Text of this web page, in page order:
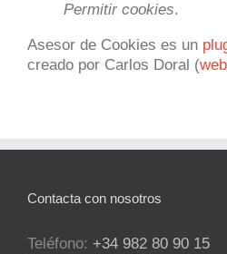
Permitir cookies.
Asesor de Cookies es un
creado por Carlos Doral (
Contacta con nosotros
Teléfono: +34 982 80 90 15